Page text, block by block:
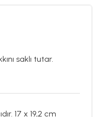
saklı tutar.
17 x 19,2 cm